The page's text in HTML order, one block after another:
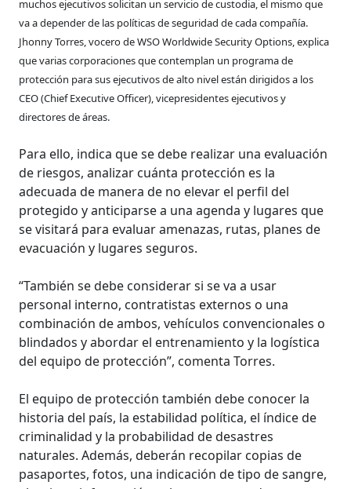
muchos ejecutivos solicitan un servicio de custodia, el mismo que
va a depender de las políticas de seguridad de cada compañía.
Jhonny Torres, vocero de WSO Worldwide Security Options, explica
que varias corporaciones que contemplan un programa de
protección para sus ejecutivos de alto nivel están dirigidos a los
CEO (Chief Executive Officer), vicepresidentes ejecutivos y
directores de áreas.
Para ello, indica que se debe realizar una evaluación
de riesgos, analizar cuánta protección es la
adecuada de manera de no elevar el perfil del
protegido y anticiparse a una agenda y lugares que
se visitará para evaluar amenazas, rutas, planes de
evacuación y lugares seguros.
“También se debe considerar si se va a usar
personal interno, contratistas externos o una
combinación de ambos, vehículos convencionales o
blindados y abordar el entrenamiento y la logística
del equipo de protección”, comenta Torres.
El equipo de protección también debe conocer la
historia del país, la estabilidad política, el índice de
criminalidad y la probabilidad de desastres
naturales. Además, deberán recopilar copias de
pasaportes, fotos, una indicación de tipo de sangre,